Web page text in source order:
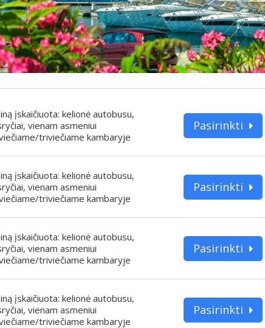
įskaičiuota: kelionė autobusu,
vienam asmeniui
triviečiame kambaryje
Pasirinkti
įskaičiuota: kelionė autobusu,
vienam asmeniui
triviečiame kambaryje
Pasirinkti
įskaičiuota: kelionė autobusu,
vienam asmeniui
triviečiame kambaryje
Pasirinkti
įskaičiuota: kelionė autobusu,
vienam asmeniui
triviečiame kambaryje
Pasirinkti